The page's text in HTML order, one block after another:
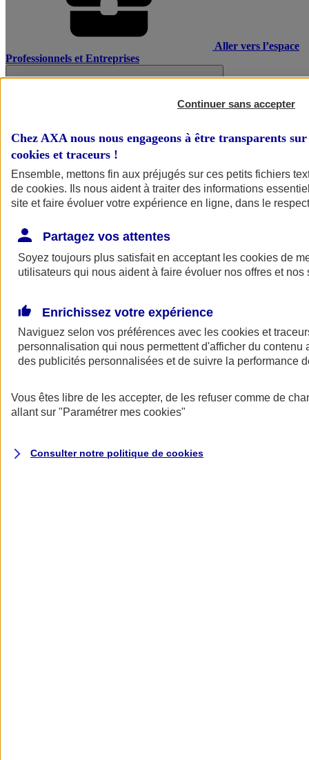
Aller vers l’espace
Professionnels et Entreprises
AXA Assurance
Continuer sans accepter
Chez AXA nous nous engageons à être transparents
cookies et traceurs !
Ensemble, mettons fin aux préjugés sur ces petits fichiers
de cookies. Ils nous aident à traiter des informations
site et faire évoluer votre expérience en ligne, dans le
Partagez vos attentes
Soyez toujours plus satisfait en acceptant les cookies de
utilisateurs qui nous aident à faire évoluer nos offres et nos
Enrichissez votre expérience
Naviguez selon vos préférences avec les cookies et
personnalisation qui nous permettent d'afficher du contenu
des publicités personnalisées et de suivre la performance
Vous êtes libre de les accepter, de les refuser comme de
allant sur "Paramétrer mes cookies"
Consulter notre politique de cookies